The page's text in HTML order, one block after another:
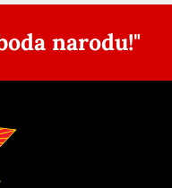
narodu!"